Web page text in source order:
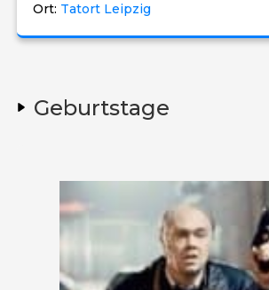
Ort: Tatort Leipzig
Geburtstage